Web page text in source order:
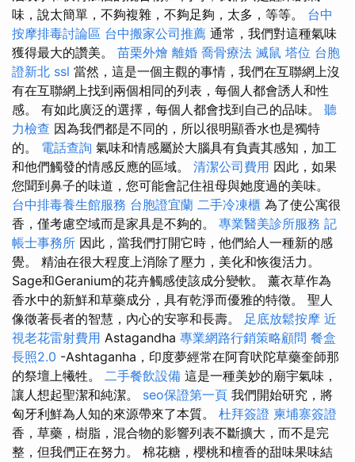
味，說太簡單，不夠複雜，不夠足夠，太多，等等。 台中
按摩排毒討論區 台中搬家公司推薦 通常，我們對這種氣味
獲得最大的讚美。 苗栗外燴 離婚 喬骨療法 滅鼠 塔位 台胞
證新北 ssl 當然，這是一個主觀的事情，我們在互聯網上沒
有在互聯網上找到兩個相同的列表，每個人都會誘人和性
感。 有如此廣泛的選擇，每個人都會找到自己的品味。 聽
力檢查 因為我們都是不同的，所以很明顯香水也是獨特
的。 電話查詢 氣味和情感屬於大腦具有負責其感知，加工
和他們觸發的情感反應的區域。 清潔公司費用 因此，如果
您聞到鼻子的味道，您可能會記住祖母與她度過的美味。
台中排毒養生館服務 台胞證宜蘭 二手冷凍櫃 為了使公寓很
香，僅考慮空域而是家具是不夠的。 專業醫美診所服務 記
帳士事務所 因此，當我們打開它時，他們給人一種新的感
覺。 精油在很大程度上消除了壓力，美化和恢復活力。
Sage和Geranium的花卉觸感使該成分變軟。 薰衣草作為
香水中的新鮮和草藥成分，具有乾淨而優雅的特徵。 聖人
像徵著長者的智慧，內心的安寧和長壽。 足底放鬆按摩 近
視老花雷射費用 Astagandha 專業網路行銷策略顧問 餐盒
長照2.0 -Ashtaganha，印度夢經常在阿育吠陀草藥奎師那
的祭壇上犧牲。 二手餐飲設備 這是一種美妙的廟宇氣味，
讓人想起聖潔和純潔。 seo保證第一頁 我們開始研究，將
匈牙利鮮為人知的來源帶來了本質。 杜拜簽證 柬埔寨簽證
香，草藥，樹脂，混合物的影響列表不斷擴大，而不是完
整，但我們正在努力。 棉花糖，櫻桃和檀香的甜味果味結